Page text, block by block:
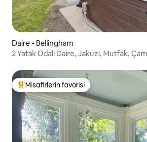
Daire - Bellingham
2 Yatak Odalı Daire, Jakuzi, Mutfak,
Misafirlerin favorilerinden en beğenilenler
Misafirlerin favorisi